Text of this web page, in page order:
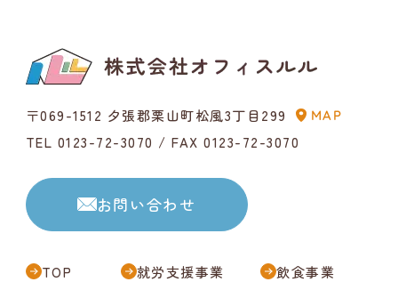
〒069-1512 夕張郡栗山町松風3丁目299 MAP
TEL 0123-72-3070 / FAX 0123-72-3070
お問い合わせ
TOP 就労支援事業 飲食事業